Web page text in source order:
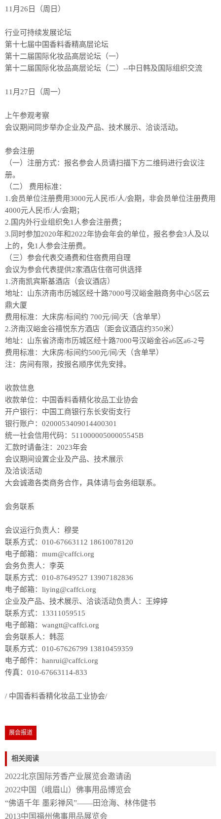
11月26日（周日）
行业可持续发展论坛
第十七届中国香料香精高层论坛
第十二届国际化妆品高层论坛（一）
第十二届国际化妆品高层论坛（二）--中日韩及国际组织交流
11月27日（周一）
上午参观考察
会议期间同步举办企业及产品、技术展示、洽谈活动。
参会注册
（一）注册方式：报名参会人员请扫描下方二维码进行会议注
册。
（二） 费用标准：
1.会员单位注册费用3000元人民币/人/会期，非会员单位注册费用
4000元人民币/人/会期；
2.国内外行业组织免1人参会注册费；
3.同时参加2020年和2022年协会年会的单位，报名参会3人及以
上的，免1人参会注册费。
（三）参会代表交通费和住宿费用自理
会议为参会代表提供2家酒店住宿可供选择
1.济南凯宾斯基酒店（会议酒店）
地址：山东济南市历城区经十路7000号汉峪金融商务中心5区云
鼎大厦
费用标准：大床房/标间约 700元/间/天（含单早）
2.济南汉峪金谷禧悦东方酒店（距会议酒店约350米）
地址：山东省济南市历城区经十路7000号汉峪金谷a6区a6-2号
费用标准：大床房/标间约500元/间/天（含单早）
注：房间有限，按报名顺序优先安排。
收款信息
收款单位：中国香料香精化妆品工业协会
开户银行：中国工商银行东长安街支行
银行账户：0200053409014400301
统一社会信用代码：51100000500005545B
汇款时请备注：2023年会
会议期间设置企业及产品、技术展示
及洽谈活动
大会诚邀各类商务合作，具体请与会务组联系。
会务联系
会议运行负责人：穆旻
联系方式：010-67663112 18610078120
电子邮箱：mum@caffci.org
会务负责人：李英
联系方式：010-87649527 13907182836
电子邮箱：liying@caffci.org
企业及产品、技术展示、洽谈活动负责人：王婷婷
联系方式：13311059515
电子邮箱：wangtt@caffci.org
会务联系人：韩蕊
联系方式：010-67626799 13810459359
电子邮件：hanrui@caffci.org
传真：010-67663114-833
/ 中国香料香精化妆品工业协会/
展会报道
相关阅读
2022北京国际芳香产业展览会邀请函
2022中国（峨眉山）佛事用品博览会
“佛语千年 墨彩禅风”——田沧海、林伟健书
2013中国福州佛事用品展览会